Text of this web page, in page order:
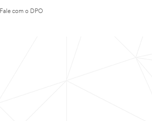
Fale com o DPO